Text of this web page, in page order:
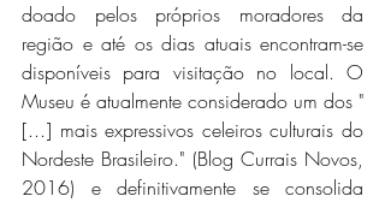
doado pelos próprios moradores da
região e até os dias atuais encontram-se
disponíveis para visitação no local. O
Museu é atualmente considerado um dos "
[...] mais expressivos celeiros culturais do
Nordeste Brasileiro." (Blog Currais Novos,
2016) e definitivamente se consolida